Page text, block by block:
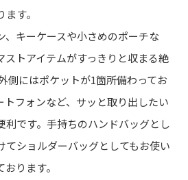
す。
、キーケースや小さめのポーチな
ストアイテムがすっきりと収まる絶
側にはポケットが1箇所備わってお
トフォンなど、サッと取り出したい
利です。手持ちのハンドバッグとし
てショルダーバッグとしてもお使い
ります。